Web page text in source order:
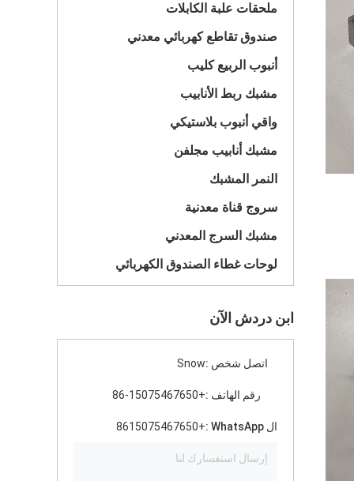
ملحقات علبة الكابلات
صندوق تقاطع كهربائي معدني
أنبوب الربيع كليب
مشبك ربط الأنابيب
واقي أنبوب بلاستيكي
مشبك أنابيب مجلفن
النمر المشبك
سروج قناة معدنية
مشبك السرج المعدني
لوحات غطاء الصندوق الكهربائي
ابن دردش الآن
اتصل شخص :Snow
رقم الهاتف :+86-15075467650
ال WhatsApp : +8615075467650